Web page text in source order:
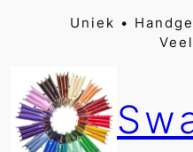
inhoud
Uniek •